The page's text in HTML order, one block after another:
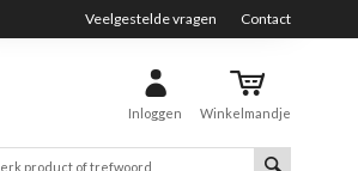
Veelgestelde vragen Contact
Inloggen Winkelmandje